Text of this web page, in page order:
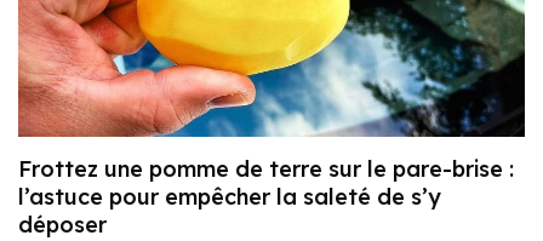
Frottez une pomme de terre sur le pare-brise :
l’astuce pour empêcher la saleté de s’y
déposer